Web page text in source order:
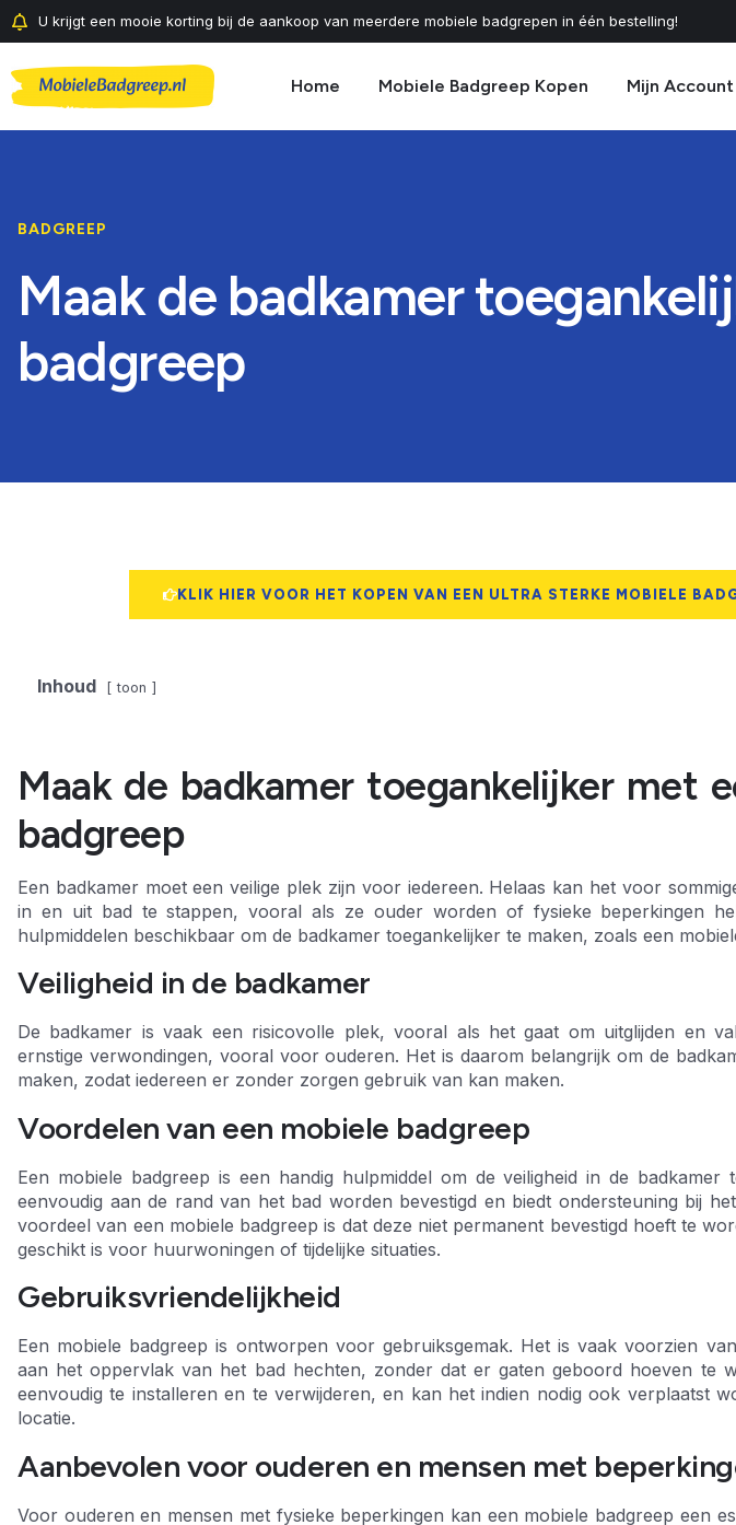
U krijgt een mooie korting bij de aankoop van meerdere mobiele badgrepen in één bestelling!
Home Mobiele Badgreep Kopen Mijn Account
BADGREEP
Maak de badkamer
badgreep
KLIK HIER VOOR HET KOPEN VAN EEN ULTRA STERKE MOBIELE
Inhoud toon
Maak de badkamer toegankelijker met
badgreep
Een badkamer moet een veilige plek zijn voor iedereen. Helaas kan het voor
in en uit bad te stappen, vooral als ze ouder worden of fysieke beperkingen
hulpmiddelen beschikbaar om de badkamer toegankelijker te maken, zoals een
Veiligheid in de badkamer
De badkamer is vaak een risicovolle plek, vooral als het gaat om uitglijden en
ernstige verwondingen, vooral voor ouderen. Het is daarom belangrijk om de
maken, zodat iedereen er zonder zorgen gebruik van kan maken.
Voordelen van een mobiele badgreep
Een mobiele badgreep is een handig hulpmiddel om de veiligheid in de badkamer
eenvoudig aan de rand van het bad worden bevestigd en biedt ondersteuning bij
voordeel van een mobiele badgreep is dat deze niet permanent bevestigd hoeft te
geschikt is voor huurwoningen of tijdelijke situaties.
Gebruiksvriendelijkheid
Een mobiele badgreep is ontworpen voor gebruiksgemak. Het is vaak voorzien
aan het oppervlak van het bad hechten, zonder dat er gaten geboord hoeven te
eenvoudig te installeren en te verwijderen, en kan het indien nodig ook verplaatst
locatie.
Aanbevolen voor ouderen en mensen met
Voor ouderen en mensen met fysieke beperkingen kan een mobiele badgreep een